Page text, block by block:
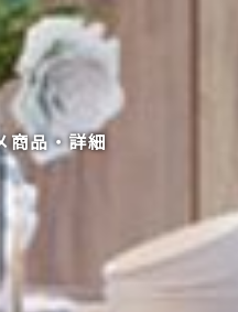
商品・詳細